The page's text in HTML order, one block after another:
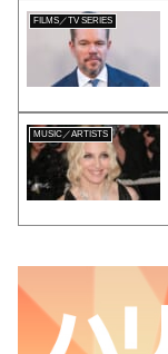
FILMS／TV SERIES
MUSIC／ARTISTS